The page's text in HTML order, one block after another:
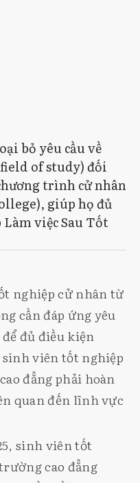
bỏ yêu cầu về
of study) đối
trình cử nhân
giúp họ đủ
việc Sau Tốt
nghiệp cử nhân từ
cần đáp ứng yêu
đủ điều kiện
viên tốt nghiệp
đẳng phải hoàn
quan đến lĩnh vực
sinh viên tốt
cao đẳng